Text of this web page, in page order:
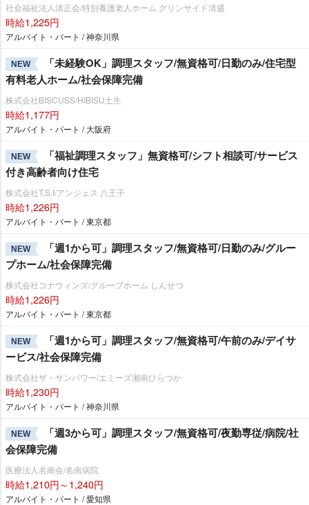
社会福祉法人清正会/特別養護老人ホーム グリンサイド清盛
時給1,225円
アルバイト・パート / 神奈川県
NEW
「未経験OK」調理スタッフ/無資格可/日勤のみ/住宅型
有料老人ホーム/社会保障完備
株式会社BISCUSS/HIBISU土生
時給1,177円
アルバイト・パート / 大阪府
NEW
「福祉調理スタッフ」無資格可/シフト相談可/サービス
付き高齢者向け住宅
株式会社T.S.I/アンジェス 八王子
時給1,226円
アルバイト・パート / 東京都
NEW
「週1から可」調理スタッフ/無資格可/日勤のみ/グルー
プホーム/社会保障完備
株式会社コナウィンズ/グループホーム しんせつ
時給1,226円
アルバイト・パート / 東京都
NEW
「週1から可」調理スタッフ/無資格可/午前のみ/デイサ
ービス/社会保障完備
株式会社ザ・サンパワー/エミーズ湘南ひらつか
時給1,230円
アルバイト・パート / 神奈川県
NEW
「週3から可」調理スタッフ/無資格可/夜勤専従/病院/社
会保障完備
医療法人名南会/名南病院
時給1,210円～1,240円
アルバイト・パート / 愛知県